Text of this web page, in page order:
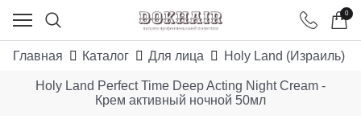
0
Главная Каталог Для лица Holy Land (Израиль)
Holy Land Perfect Time Deep Acting Night Cream -
Крем активный ночной 50мл